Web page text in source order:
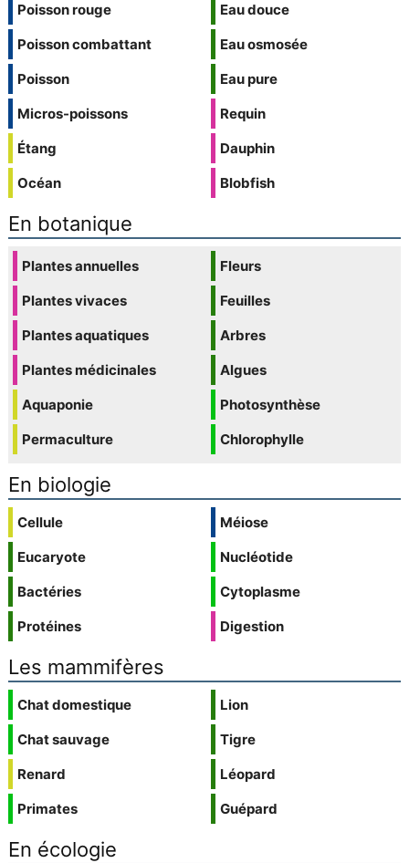
Poisson rouge
Poisson combattant
Poisson
Micros-poissons
Étang
Océan
Eau douce
Eau osmosée
Eau pure
Requin
Dauphin
Blobfish
En botanique
Plantes annuelles
Plantes vivaces
Plantes aquatiques
Plantes médicinales
Aquaponie
Permaculture
Fleurs
Feuilles
Arbres
Algues
Photosynthèse
Chlorophylle
En biologie
Cellule
Eucaryote
Bactéries
Protéines
Méiose
Nucléotide
Cytoplasme
Digestion
Les mammifères
Chat domestique
Chat sauvage
Renard
Primates
Lion
Tigre
Léopard
Guépard
En écologie